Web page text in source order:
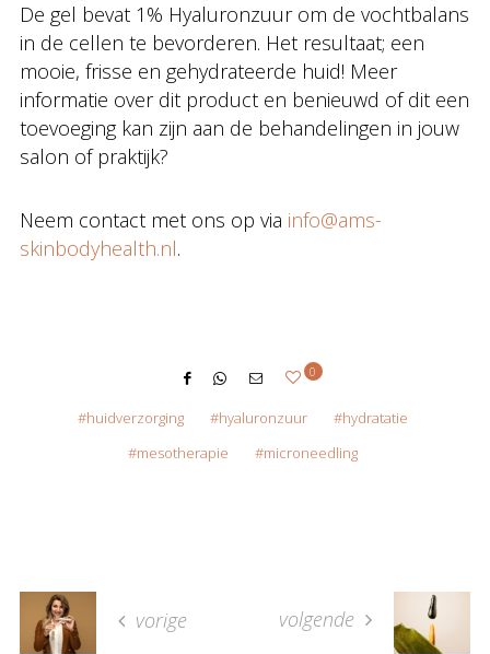
De gel bevat 1% Hyaluronzuur om de vochtbalans
in de cellen te bevorderen. Het resultaat; een
mooie, frisse en gehydrateerde huid! Meer
informatie over dit product en benieuwd of dit een
toevoeging kan zijn aan de behandelingen in jouw
salon of praktijk?
Neem contact met ons op via info@ams-
skinbodyhealth.nl.
0
huidverzorging hyaluronzuur
hydratatie
mesotherapie
microneedling
vorige volgende